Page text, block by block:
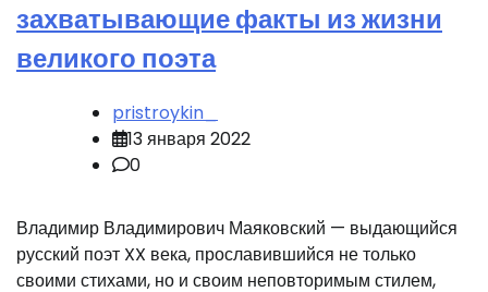
захватывающие факты из жизни
великого поэта
pristroykin_
13 января 2022
0
Владимир Владимирович Маяковский — выдающийся
русский поэт XX века, прославившийся не только
своими стихами, но и своим неповторимым стилем,